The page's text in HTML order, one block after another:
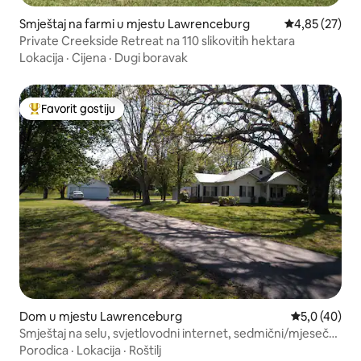
Smještaj na farmi u mjestu Lawrenceburg Prosječna
4,85 (27)
Private Creekside Retreat na 110 slikovitih hektara
Lokacija · Cijena · Dugi boravak
Glavni favorit gostiju
Favorit gostiju
Dom u mjestu Lawrenceburg Prosječna
5,0 (40)
Smještaj na selu, svjetlovodni internet, sedmični/mjesečni
popusti
Porodica · Lokacija · Roštilj